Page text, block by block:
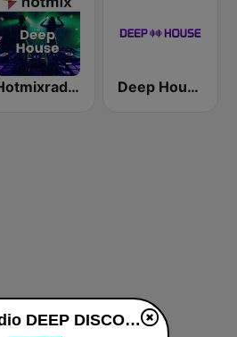
Hotmixradio Deep Deep House Radio
Allzic Radio DEEP DISCO en ligne